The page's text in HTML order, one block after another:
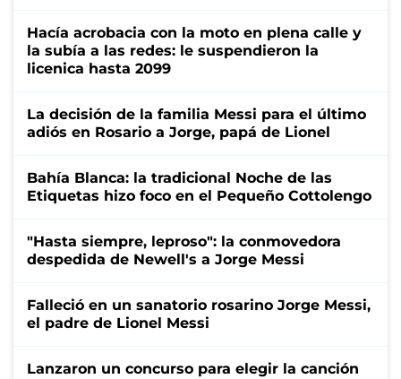
Hacía acrobacia con la moto en plena calle y
la subía a las redes: le suspendieron la
licenica hasta 2099
La decisión de la familia Messi para el último
adiós en Rosario a Jorge, papá de Lionel
Bahía Blanca: la tradicional Noche de las
Etiquetas hizo foco en el Pequeño Cottolengo
"Hasta siempre, leproso": la conmovedora
despedida de Newell's a Jorge Messi
Falleció en un sanatorio rosarino Jorge Messi,
el padre de Lionel Messi
Lanzaron un concurso para elegir la canción